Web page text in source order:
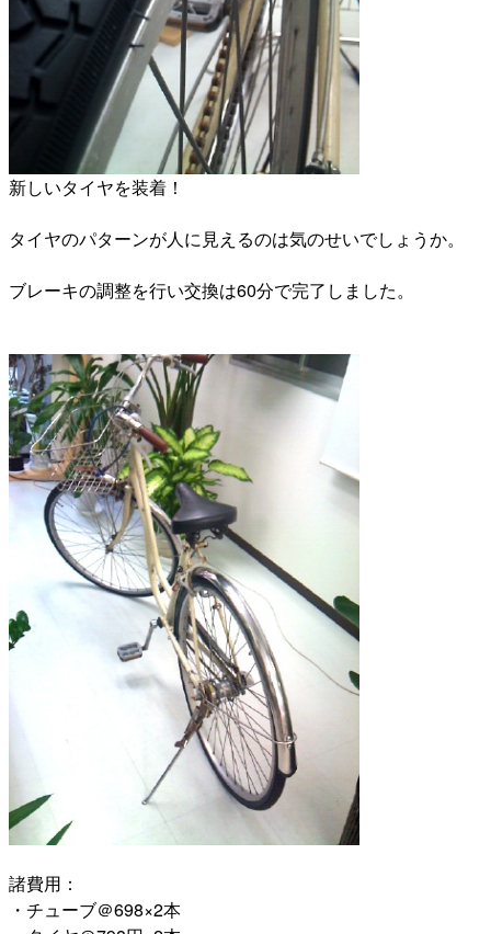
新しいタイヤを装着！
タイヤのパターンが人に見えるのは気のせいでしょうか。
ブレーキの調整を行い交換は60分で完了しました。
諸費用：
・チューブ＠698×2本